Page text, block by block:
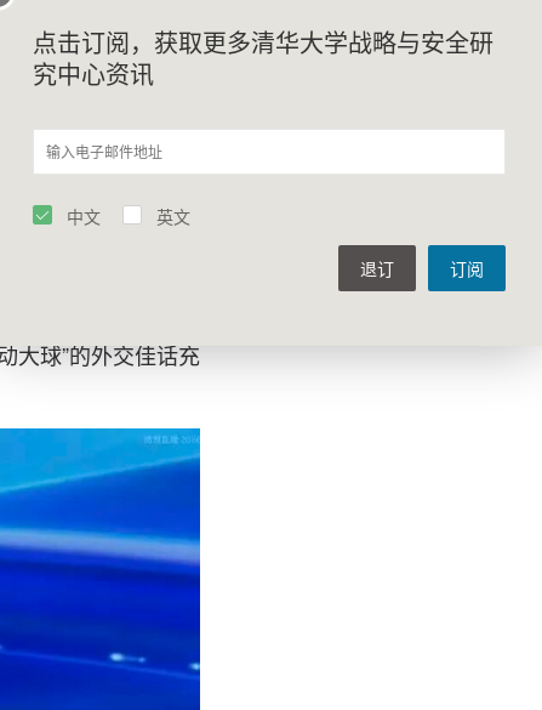
由人民书写，中美
挥着特殊的关键作
上先于政府外交层
”55周年的重要时
大球”的外交佳话充
点击订阅，获取更多清华大学战略与安全研
究中心资讯
中文 英文
订阅
退订